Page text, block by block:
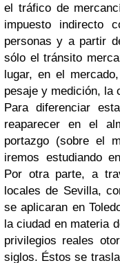
el tráfico de
impuesto indirecto
personas y a partir
sólo el tránsito
lugar, en el
pesaje y medición, la
Para diferenciar
reaparecer en el
portazgo (sobre el
iremos estudiando
Por otra parte, a
locales de Sevilla,
se aplicaran en
la ciudad en materia
privilegios reales
siglos. Éstos se